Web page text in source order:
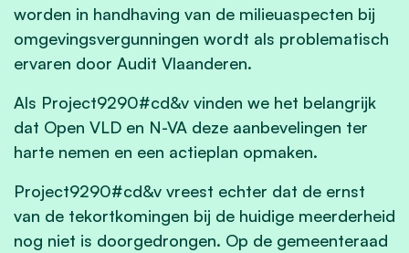
worden in handhaving van de milieuaspecten bij
omgevingsvergunningen wordt als problematisch
ervaren door Audit Vlaanderen.
Als Project9290#cd&v vinden we het belangrijk
dat Open VLD en N-VA deze aanbevelingen ter
harte nemen en een actieplan opmaken.
Project9290#cd&v vreest echter dat de ernst
van de tekortkomingen bij de huidige meerderheid
nog niet is doorgedrongen. Op de gemeenteraad